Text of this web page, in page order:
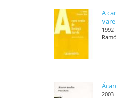
A
1992
2003